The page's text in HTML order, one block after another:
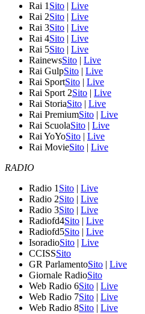
Rai 1 Sito | Live
Rai 2Sito | Live
Rai 3Sito | Live
Rai 4Sito | Live
Rai 5Sito | Live
RainewsSito | Live
Rai GulpSito | Live
Rai SportSito | Live
Rai Sport 2Sito | Live
Rai StoriaSito | Live
Rai PremiumSito | Live
Rai ScuolaSito | Live
Rai YoYoSito | Live
Rai MovieSito | Live
RADIO
Radio 1 Sito | Live
Radio 2Sito | Live
Radio 3Sito | Live
Radiofd4Sito | Live
Radiofd5Sito | Live
IsoradioSito | Live
CCISSSito
GR ParlamentoSito | Live
Giornale RadioSito
Web Radio 6Sito | Live
Web Radio 7Sito | Live
Web Radio 8Sito | Live